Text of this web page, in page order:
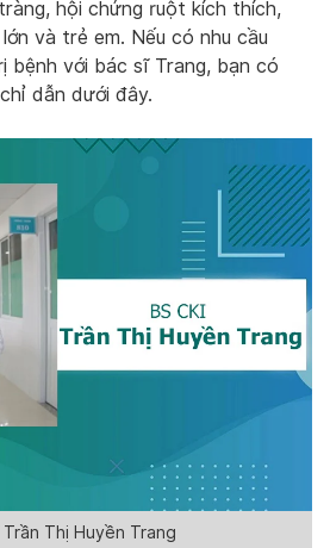
hội chứng ruột kích thích,
và trẻ em. Nếu có nhu cầu
bệnh với bác sĩ Trang, bạn có
dẫn dưới đây.
Trần Thị Huyền Trang